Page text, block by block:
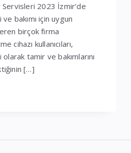
Servisleri 2023 İzmir’de
bakımı için uygun
birçok firma
cihazı kullanıcıları,
olarak tamir ve bakımlarını
[…]